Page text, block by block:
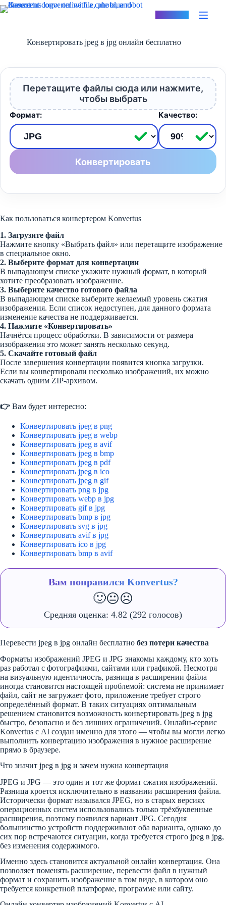
Перейти
к
Конвертировать jpeg в jpg онлайн бесплатно
Перетащите файлы сюда или нажмите,
чтобы выбрать
Формат: Качество:
Конвертировать
Как пользоваться конвертером Konvertus
1. Загрузите файл
Нажмите кнопку «Выбрать файл» или перетащите изображение
в специальное окно.
2. Выберите формат для конвертации
В выпадающем списке укажите нужный формат, в который
хотите преобразовать изображение.
3. Выберите качество готового файла
В выпадающем списке выберите желаемый уровень сжатия
изображения. Если список недоступен, для данного формата
изменение качества не поддерживается.
4. Нажмите «Конвертировать»
Начнётся процесс обработки. В зависимости от размера
изображения это может занять несколько секунд.
5. Скачайте готовый файл
После завершения конвертации появится кнопка загрузки.
Если вы конвертировали несколько изображений, их можно
скачать одним ZIP-архивом.
👉 Вам будет интересно:
Конвертировать jpeg в png
Конвертировать jpeg в webp
Конвертировать jpeg в avif
Конвертировать jpeg в bmp
Конвертировать jpeg в pdf
Конвертировать jpeg в ico
Конвертировать jpeg в gif
Конвертировать png в jpg
Конвертировать webp в jpg
Конвертировать gif в jpg
Конвертировать bmp в jpg
Конвертировать svg в jpg
Конвертировать avif в jpg
Конвертировать ico в jpg
Конвертировать bmp в avif
Вам понравился Konvertus?
🙂😐☹️
Средняя оценка: 4.82 (292 голосов)
Перевести jpeg в jpg онлайн бесплатно без потери качества
Форматы изображений JPEG и JPG знакомы каждому, кто хоть
раз работал с фотографиями, сайтами или графикой. Несмотря
на визуальную идентичность, разница в расширении файла
иногда становится настоящей проблемой: система не принимает
файл, сайт не загружает фото, приложение требует строго
определённый формат. В таких ситуациях оптимальным
решением становится возможность конвертировать jpeg в jpg
быстро, безопасно и без лишних ограничений. Онлайн-сервис
Konvertus с AI создан именно для этого — чтобы вы могли легко
выполнить конвертацию изображения в нужное расширение
прямо в браузере.
Что значит jpeg в jpg и зачем нужна конвертация
JPEG и JPG — это один и тот же формат сжатия изображений.
Разница кроется исключительно в названии расширения файла.
Исторически формат назывался JPEG, но в старых версиях
операционных систем использовались только трёхбуквенные
расширения, поэтому появился вариант JPG. Сегодня
большинство устройств поддерживают оба варианта, однако до
сих пор встречаются ситуации, когда требуется строго jpeg в jpg,
без изменения содержимого.
Именно здесь становится актуальной онлайн конвертация. Она
позволяет поменять расширение, перевести файл в нужный
формат и сохранить изображение в том виде, в котором оно
требуется конкретной платформе, программе или сайту.